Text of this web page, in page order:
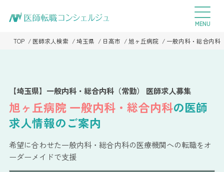
TOP 医師求人検索 埼玉県 日高市 旭ヶ丘病院 一般内科・総合内科
【埼玉県】一般内科・総合内科（常勤） 医師求人募集
旭ヶ丘病院 一般内科・総合内科の医師
求人情報のご案内
希望に合わせた一般内科・総合内科の医療機関への転職をオ
ーダーメイドで支援